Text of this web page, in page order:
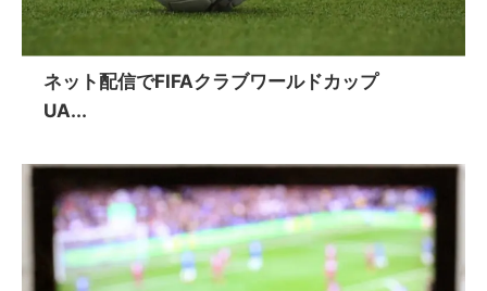
ネット配信でFIFAクラブワールドカップ
UA...